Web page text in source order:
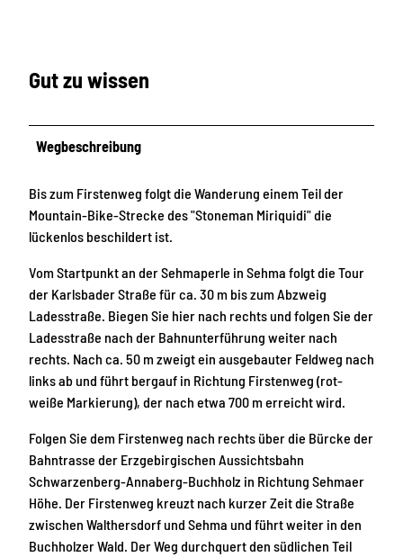
Gut zu wissen
Wegbeschreibung
Bis zum Firstenweg folgt die Wanderung einem Teil der
Mountain-Bike-Strecke des "Stoneman Miriquidi" die
lückenlos beschildert ist.
Vom Startpunkt an der Sehmaperle in Sehma folgt die Tour
der Karlsbader Straße für ca. 30 m bis zum Abzweig
Ladesstraße. Biegen Sie hier nach rechts und folgen Sie der
Ladesstraße nach der Bahnunterführung weiter nach
rechts. Nach ca. 50 m zweigt ein ausgebauter Feldweg nach
links ab und führt bergauf in Richtung Firstenweg (rot-
weiße Markierung), der nach etwa 700 m erreicht wird.
Folgen Sie dem Firstenweg nach rechts über die Bürcke der
Bahntrasse der Erzgebirgischen Aussichtsbahn
Schwarzenberg-Annaberg-Buchholz in Richtung Sehmaer
Höhe. Der Firstenweg kreuzt nach kurzer Zeit die Straße
zwischen Walthersdorf und Sehma und führt weiter in den
Buchholzer Wald. Der Weg durchquert den südlichen Teil